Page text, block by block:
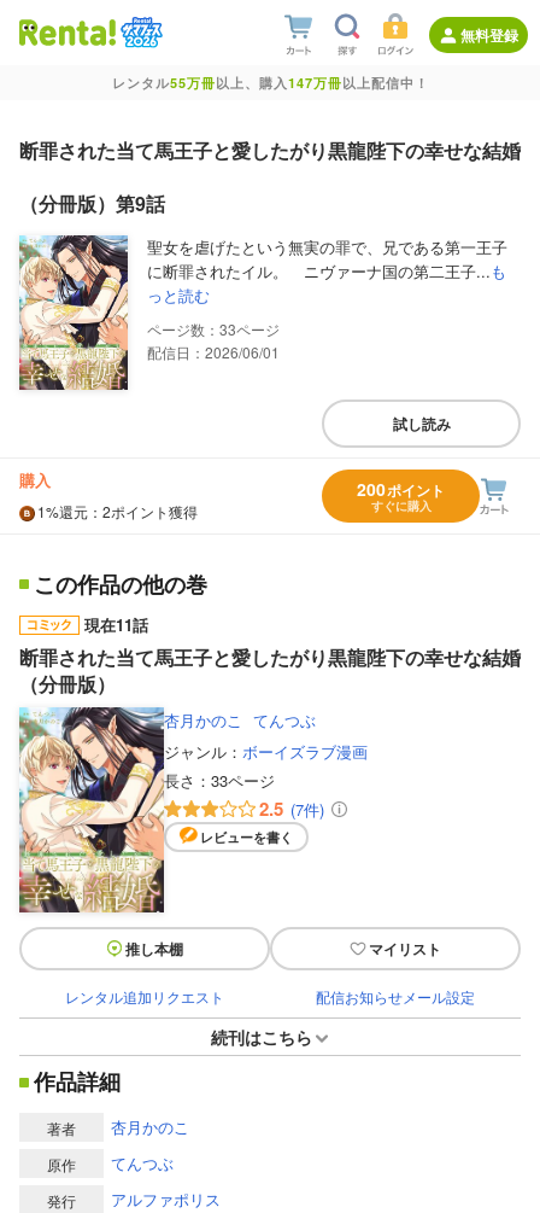
無料登録
レンタル55万冊以上、購入147万冊以上配信中！
断罪された当て馬王子と愛したがり黒龍陛下の幸せな結婚
（分冊版）第9話
聖女を虐げたという無実の罪で、兄である第一王子
に断罪されたイル。 ニヴァーナ国の第二王子...も
っと読む
33
配信日：2026/06/01
試し読み
購入
1%還元 ：2ポイント獲得
200ポイント
すぐに購入
この作品の他の巻
現在11話
断罪された当て馬王子と愛したがり黒龍陛下の幸せな結婚
（分冊版）
杏月かのこ
てんつぶ
ジャンル： ボーイズラブ漫画
長さ： 33ページ
2.5 (7件)
レビューを書く
推し本棚 マイリスト
レンタル追加リクエスト 配信お知らせメール設定
続刊はこちら
作品詳細
著者 杏月かのこ
原作 てんつぶ
発行 アルファポリス